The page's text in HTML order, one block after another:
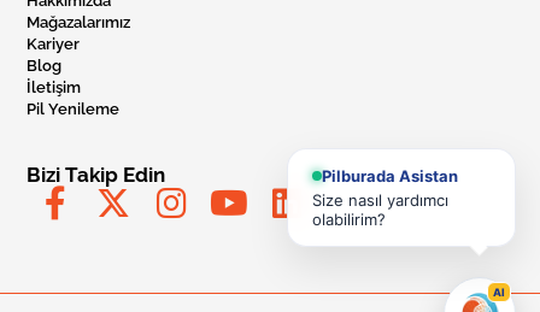
Mağazalarımız
Kariyer
Blog
İletişim
Pil Yenileme
Bizi Takip Edin
Pilburada Asistan
Size nasıl yardımcı
olabilirim?
AI